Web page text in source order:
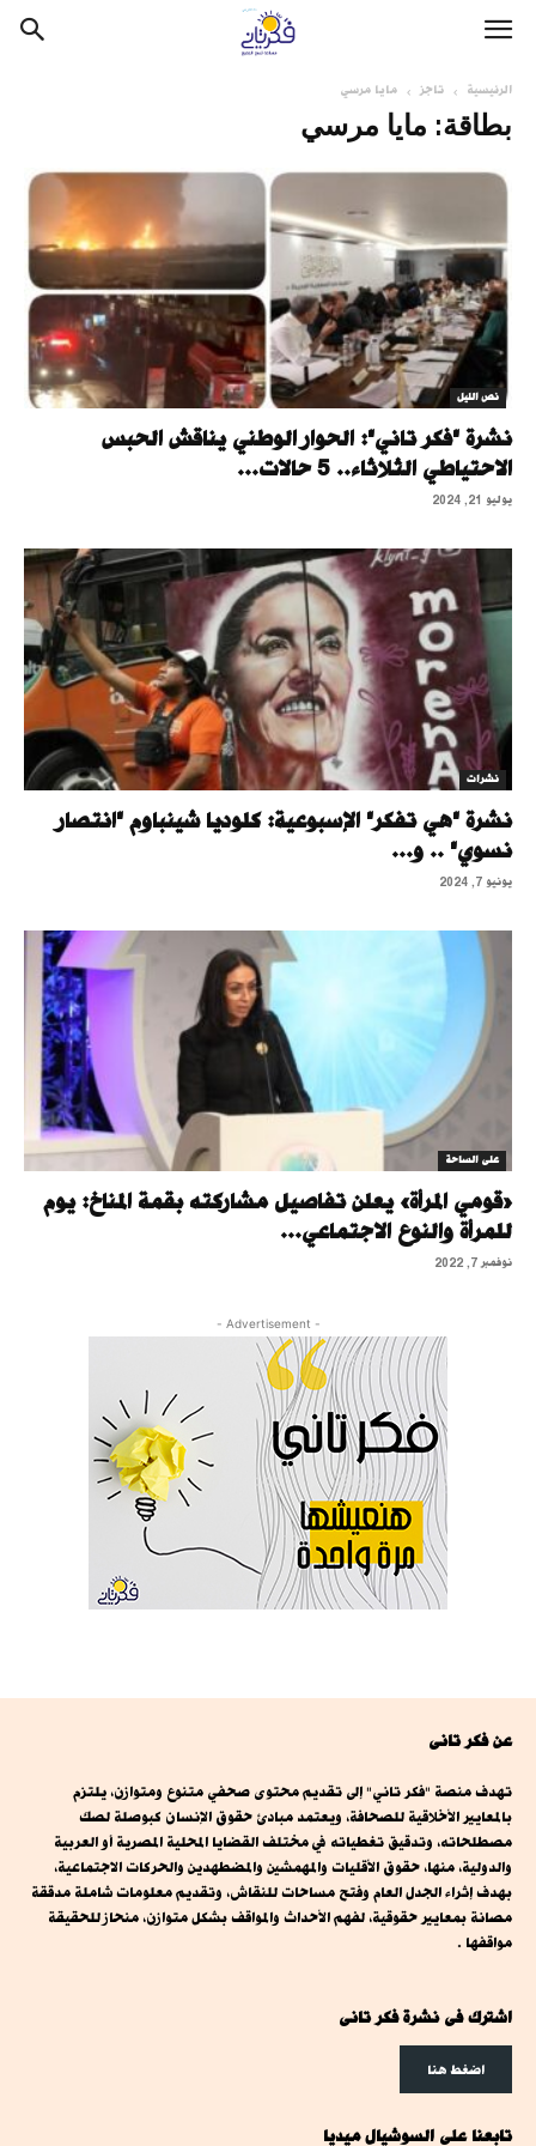
الرئيسية تاجز مايا مرسي
بطاقة: مايا مرسي
نص الليل
نشرة "فكر تاني": الحوار الوطني يناقش الحبس
الاحتياطي الثلاثاء.. 5 حالات...
يوليو 21, 2024
نشرات
نشرة "هي تفكر" الإسبوعية: كلوديا شينباوم "انتصار
نسوي" .. و...
يونيو 7, 2024
على الساحة
«قومي المرأة» يعلن تفاصيل مشاركته بقمة المناخ: يوم
للمرأة والنوع الاجتماعي...
نوفمبر 7, 2022
- Advertisement -
عن فكر تانى
تهدف منصة "فكر تاني" إلى تقديم محتوى صحفي متنوع ومتوازن، يلتزم
بالمعايير الأخلاقية للصحافة، ويعتمد مبادئ حقوق الإنسان كبوصلة لصك
مصطلحاته، وتدقيق تغطياته في مختلف القضايا المحلية المصرية أو العربية
والدولية، منها، حقوق الأقليات والمهمشين والمضطهدين والحركات الاجتماعية،
بهدف إثراء الجدل العام وفتح مساحات للنقاش، وتقديم معلومات شاملة مدققة
مصانة بمعايير حقوقية، لفهم الأحداث والمواقف بشكل متوازن، منحاز للحقيقة
مواقفها .
اشترك فى نشرة فكر تانى
اضغط هنا
تابعنا على السوشيال ميديا